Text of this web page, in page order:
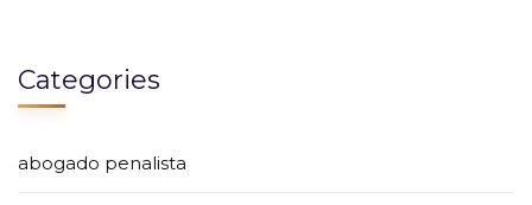
Categories
abogado penalista